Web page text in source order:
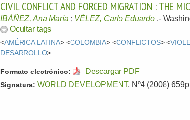
CIVIL CONFLICT AND FORCED MIGRATION : THE
IBÁÑEZ, Ana María ; VÉLEZ, Carlo Eduardo .-
Ocultar tags
<AMÉRICA LATINA> <COLOMBIA> <CONFLICTOS> <
DESARROLLO>
Formato electrónico: Descargar PDF
Signatura: WORLD DEVELOPMENT, Nº4 (2008)